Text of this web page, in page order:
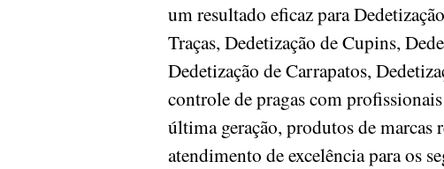
um resultado eficaz para
Traças, Dedetização de Cupins,
Dedetização de Carrapatos,
controle de pragas com
última geração, produtos de marcas
atendimento de excelência para os